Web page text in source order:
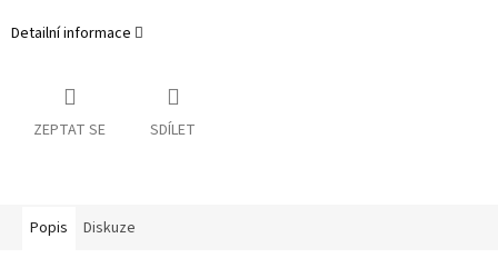
Detailní informace
ZEPTAT SE SDÍLET
Popis Diskuze